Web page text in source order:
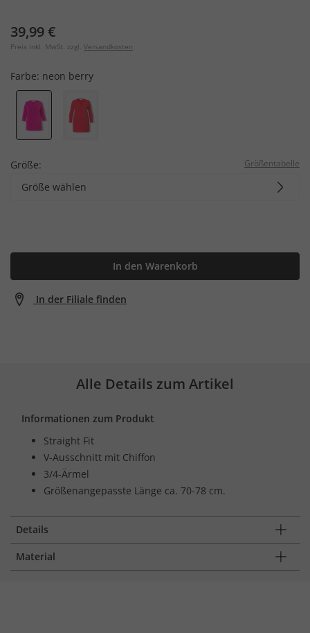
39,99 €
Preis inkl. MwSt. zzgl. Versandkosten
Farbe: neon berry
Größe: Größentabelle
Größe wählen
In den Warenkorb
In der Filiale finden
Alle Details zum Artikel
Informationen zum Produkt
Straight Fit
V-Ausschnitt mit Chiffon
3/4-Ärmel
Größenangepasste Länge ca. 70-78 cm.
Details
Material